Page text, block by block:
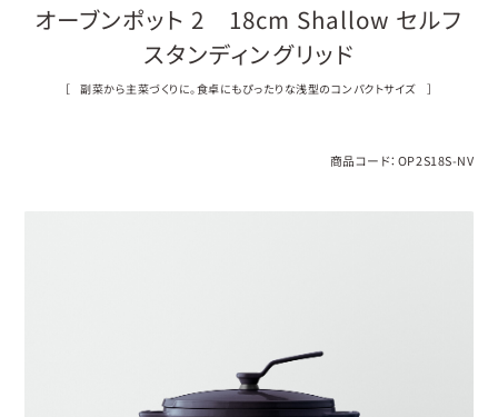
オーブンポット 2 18cm Shallow セルフ
スタンディングリッド
［ 副菜から主菜づくりに。食卓にもぴったりな浅型のコンパクトサイズ ］
商品コード： OP2S18S-NV